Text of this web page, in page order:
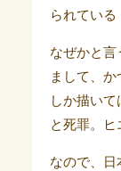
られている
なぜかと言
まして、
しか描い
と死罪。ヒ
なので、日